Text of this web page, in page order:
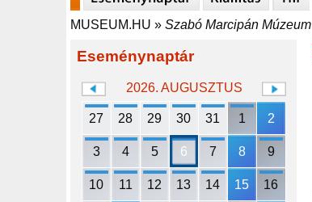
MUSEUM.HU » Szabó Marcipán Múzeum
Eseménynaptár
2026. AUGUSZTUS
27 28 29 30 31 1 2
3 4 5 6 7 8 9
10 11 12 13 14 15 16